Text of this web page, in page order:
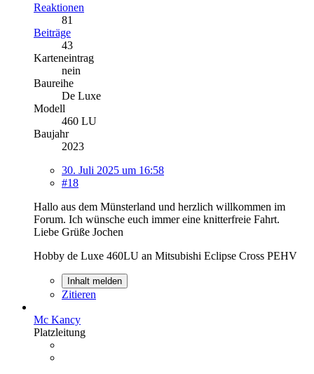
Reaktionen
81
Beiträge
43
Karteneintrag
nein
Baureihe
De Luxe
Modell
460 LU
Baujahr
2023
30. Juli 2025 um 16:58
#18
Hallo aus dem Münsterland und herzlich willkommen im
Forum. Ich wünsche euch immer eine knitterfreie Fahrt.
Liebe Grüße Jochen
Hobby de Luxe 460LU an Mitsubishi Eclipse Cross PEHV
Inhalt melden
Zitieren
Mc Kancy
Platzleitung